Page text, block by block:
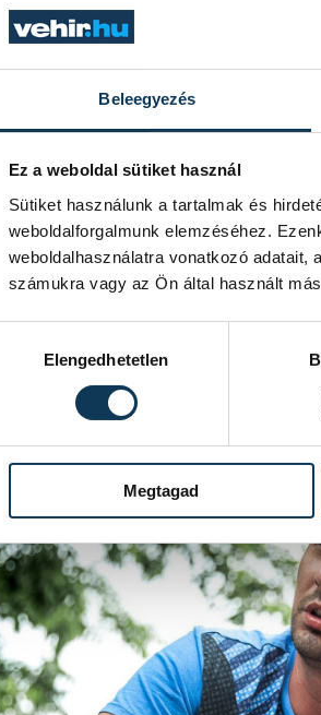
Beleegyezés
Ez a weboldal sütiket használ
Sütiket használunk a tartalmak és
weboldalforgalmunk elemzéséhez.
weboldalhasználatra vonatkozó adatait,
számukra vagy az Ön által használt
Elengedhetetlen
Megtagad